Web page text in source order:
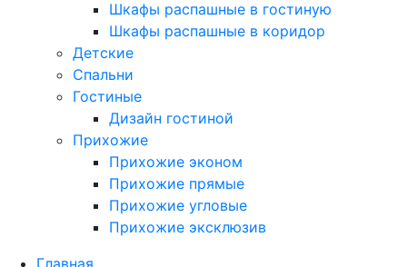
Шкафы распашные в гостиную
Шкафы распашные в коридор
Детские
Спальни
Гостиные
Дизайн гостиной
Прихожие
Прихожие эконом
Прихожие прямые
Прихожие угловые
Прихожие эксклюзив
Главная